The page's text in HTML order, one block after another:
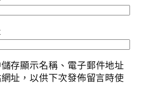
存顯示名稱、電子郵件地址
址，以供下次發佈留言時使